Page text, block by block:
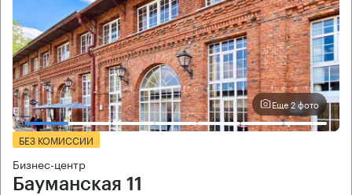
Еще 2 фото
БЕЗ КОМИССИИ
Бизнес-центр
Бауманская 11